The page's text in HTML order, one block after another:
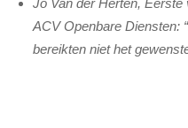
Jo Van der Herten,
ACV Openbare Diensten:
bereikten niet het